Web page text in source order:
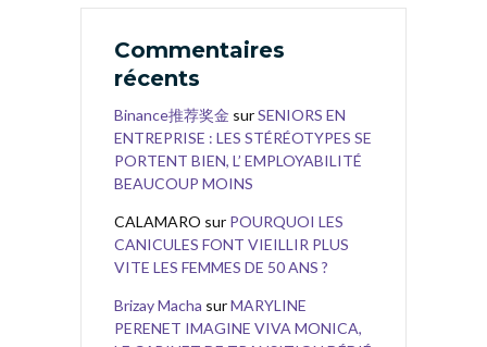
Commentaires
récents
Binance推荐奖金 surSENIORS EN
ENTREPRISE : LES STÉRÉOTYPES SE
PORTENT BIEN, L’ EMPLOYABILITÉ
BEAUCOUP MOINS
CALAMARO sur POURQUOI LES
CANICULES FONT VIEILLIR PLUS
VITE LES FEMMES DE 50 ANS ?
Brizay Macha surMARYLINE
PERENET IMAGINE VIVA MONICA,